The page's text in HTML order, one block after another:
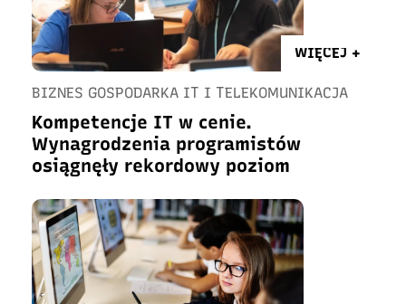
WIĘCEJ +
BIZNES GOSPODARKA IT I TELEKOMUNIKACJA
Kompetencje IT w cenie.
Wynagrodzenia programistów
osiągnęły rekordowy poziom